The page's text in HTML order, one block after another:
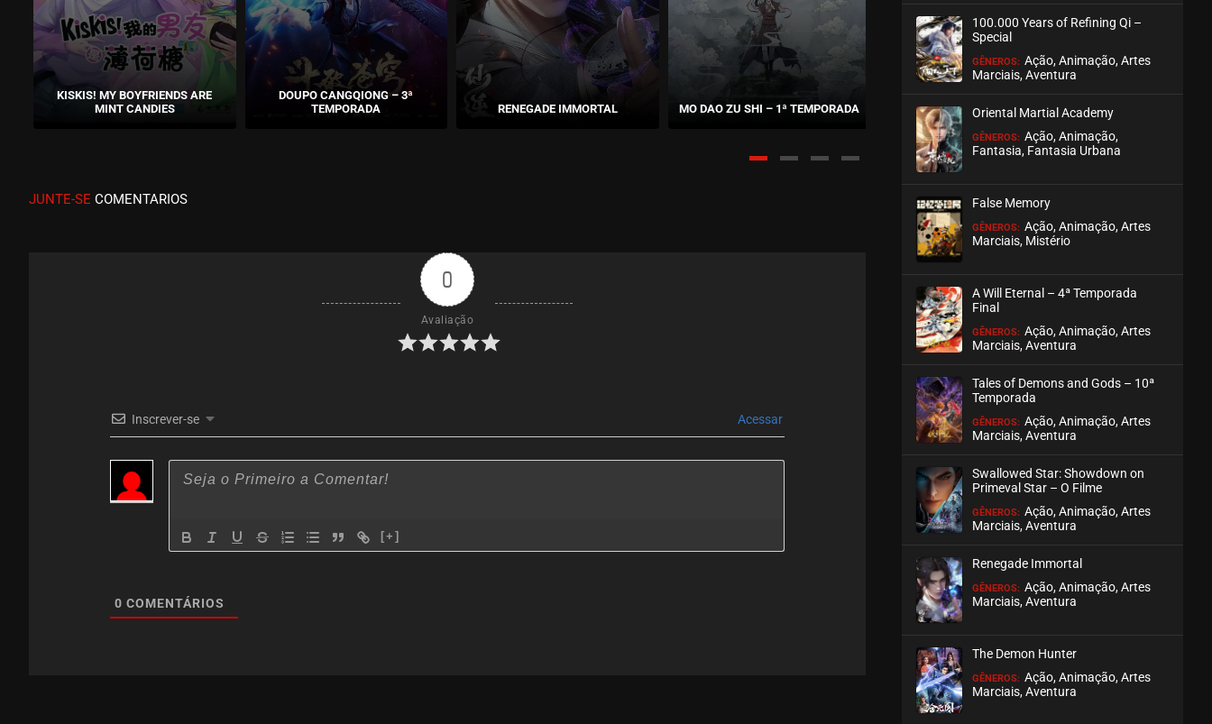
ASSISTIDO
ASSISTIDO
EPISÓDIO 18
ASSISTIDO
ASSISTIDO
ASSISTIDO
EPISÓDIO 15
ASSISTIDO
EPISÓDIO 14
EPISÓDIO 13
KISKIS! MY BOYFRIENDS ARE
MINT CANDIES
DOUPO CANGQIONG – 3ª
TEMPORADA
RENEGADE IMMORTAL MO DAO ZU SHI – 1ª TEMPORADA 100.000 YEARS OF REFINING QI SPIRIT REALM – 2ª
JUNTE-SE COMENTARIOS
0
Avaliação
Inscrever-se Acessar
[+]
0 COMENTÁRIOS
100.000 Years of Refining Qi –
Special
GÊNEROS: Ação, Animação, Artes
Marciais, Aventura
Oriental Martial Academy
GÊNEROS: Ação, Animação,
Fantasia, Fantasia Urbana
False Memory
GÊNEROS: Ação, Animação, Artes
Marciais, Mistério
A Will Eternal – 4ª Temporada
Final
GÊNEROS: Ação, Animação, Artes
Marciais, Aventura
Tales of Demons and Gods – 10ª
Temporada
GÊNEROS: Ação, Animação, Artes
Marciais, Aventura
Swallowed Star: Showdown on
Primeval Star – O Filme
GÊNEROS: Ação, Animação, Artes
Marciais, Aventura
Renegade Immortal
GÊNEROS: Ação, Animação, Artes
Marciais, Aventura
The Demon Hunter
GÊNEROS: Ação, Animação, Artes
Marciais, Aventura